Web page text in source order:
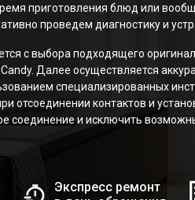
приготовления блюд или
проведем диагностику и
с выбора подходящего
Далее осуществляется
специализированных
отсоединении контактов и
соединение и исключить
Экспресс ремонт